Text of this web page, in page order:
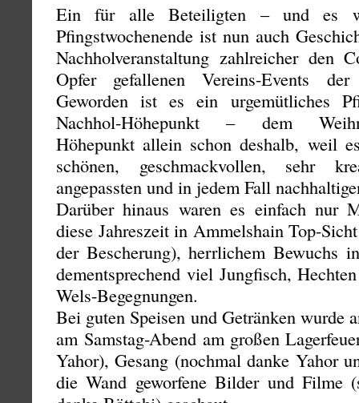
Ein für alle Beteiligten – und es
Pfingstwochenende ist nun auch
Nachholveranstaltung zahlreicher den
Opfer gefallenen Vereins-Events
Geworden ist es ein urgemütliches
Nachhol-Höhepunkt – dem
Höhepunkt allein schon deshalb, weil
schönen, geschmackvollen, sehr
angepassten und in jedem Fall
Darüber hinaus waren es einfach nur
diese Jahreszeit in Ammelshain Top-
der Bescherung), herrlichem Bewuchs
dementsprechend viel Jungfisch,
Wels-Begegnungen.
Bei guten Speisen und Getränken wurde
am Samstag-Abend am großen
Yahor), Gesang (nochmal danke Yahor
die Wand geworfene Bilder und Filme